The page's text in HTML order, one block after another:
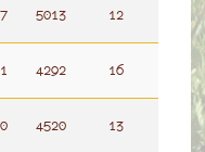
5013 12
4292 16
4520 13